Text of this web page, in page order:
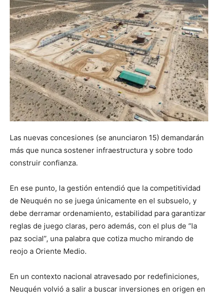
Las nuevas concesiones (se anunciaron 15) demandarán
más que nunca sostener infraestructura y sobre todo
construir confianza.
En ese punto, la gestión entendió que la competitividad
de Neuquén no se juega únicamente en el subsuelo, y
debe derramar ordenamiento, estabilidad para garantizar
reglas de juego claras, pero además, con el plus de “la
paz social”, una palabra que cotiza mucho mirando de
reojo a Oriente Medio.
En un contexto nacional atravesado por redefiniciones,
Neuquén volvió a salir a buscar inversiones en origen en